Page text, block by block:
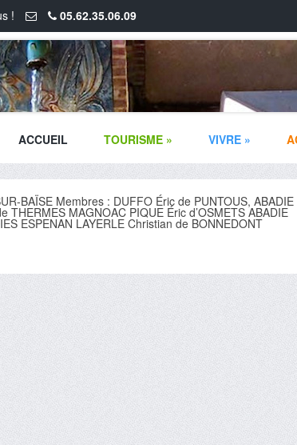
! 05.62.35.06.09
ACCUEIL TOURISME » VIVRE »
BAÏSE Membres : DUFFO Éric de PUNTOUS, ABADIE
MAGNOAC PIQUE Éric d’OSMETS ABADIE
ESPENAN LAYERLE Christian de BONNEDONT